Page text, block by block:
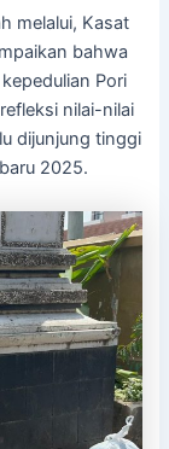
melalui, Kasat
bahwa
Pori
nilai-nilai
dijunjung tinggi
2025.